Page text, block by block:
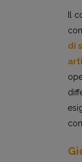
Il
di